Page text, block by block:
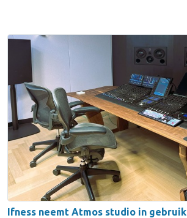
Ifness neemt Atmos studio in gebruik